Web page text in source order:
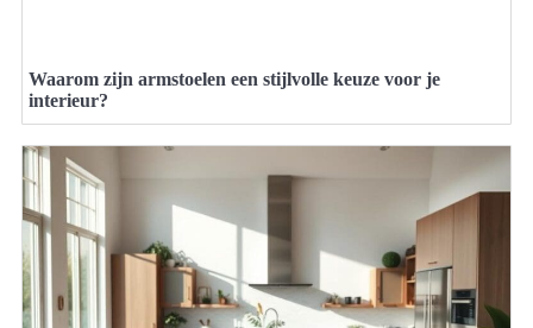
Waarom zijn armstoelen een stijlvolle keuze voor je
interieur?